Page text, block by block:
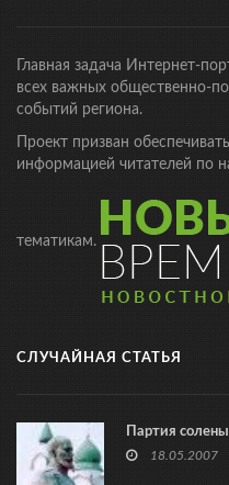
Главная задача Интернет-
всех важных общественно-
событий региона.
Проект призван
информацией читателей по
тематикам.
СЛУЧАЙНАЯ СТАТЬЯ
Партия
18.05.2007